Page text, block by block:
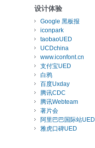
设计体验
Google 黑板报
iconpark
taobaoUED
UCDchina
www.iconfont.cn
支付宝UED
白鸦
百度Uxday
腾讯CDC
腾讯Webteam
著片会
阿里巴巴国际站UED
雅虎口碑UED